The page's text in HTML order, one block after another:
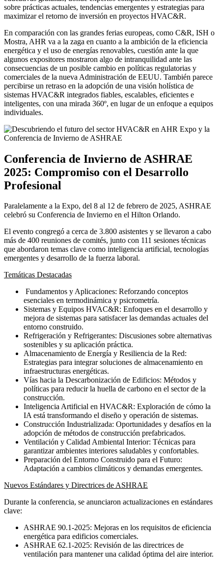
sobre prácticas actuales, tendencias emergentes y estrategias para
maximizar el retorno de inversión en proyectos HVAC&R.
En comparación con las grandes ferias europeas, como C&R, ISH o
Mostra, AHR va a la zaga en cuanto a la ambición de la eficiencia
energética y el uso de energías renovables, cuestión ante la que
algunos expositores mostraron algo de intranquilidad ante las
consecuencias de un posible cambio en políticas regulatorias y
comerciales de la nueva Administración de EEUU. También parece
percibirse un retraso en la adopción de una visión holística de
sistemas HVAC&R integrados fiables, escalables, eficientes e
inteligentes, con una mirada 360º, en lugar de un enfoque a equipos
individuales.
Conferencia de Invierno de ASHRAE
2025: Compromiso con el Desarrollo
Profesional
Paralelamente a la Expo, del 8 al 12 de febrero de 2025, ASHRAE
celebró su Conferencia de Invierno en el Hilton Orlando.
El evento congregó a cerca de 3.800 asistentes y se llevaron a cabo
más de 400 reuniones de comités, junto con 111 sesiones técnicas
que abordaron temas clave como inteligencia artificial, tecnologías
emergentes y desarrollo de la fuerza laboral.
Temáticas Destacadas
Fundamentos y Aplicaciones: Reforzando conceptos
esenciales en termodinámica y psicrometría.
Sistemas y Equipos HVAC&R: Enfoques en el desarrollo y
mejora de sistemas para satisfacer las demandas actuales del
entorno construido.
Refrigeración y Refrigerantes: Discusiones sobre alternativas
sostenibles y su aplicación práctica.
Almacenamiento de Energía y Resiliencia de la Red:
Estrategias para integrar soluciones de almacenamiento en
infraestructuras energéticas.
Vías hacia la Descarbonización de Edificios: Métodos y
políticas para reducir la huella de carbono en el sector de la
construcción.
Inteligencia Artificial en HVAC&R: Exploración de cómo la
IA está transformando el diseño y operación de sistemas.
Construcción Industrializada: Oportunidades y desafíos en la
adopción de métodos de construcción prefabricados.
Ventilación y Calidad Ambiental Interior: Técnicas para
garantizar ambientes interiores saludables y confortables.
Preparación del Entorno Construido para el Futuro:
Adaptación a cambios climáticos y demandas emergentes.
Nuevos Estándares y Directrices de ASHRAE
Durante la conferencia, se anunciaron actualizaciones en estándares
clave:
ASHRAE 90.1-2025: Mejoras en los requisitos de eficiencia
energética para edificios comerciales.
ASHRAE 62.1-2025: Revisión de las directrices de
ventilación para mantener una calidad óptima del aire interior.